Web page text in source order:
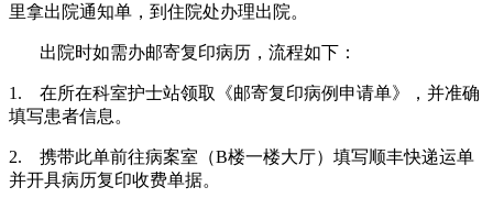
里拿出院通知单，到住院处办理出院。
出院时如需办邮寄复印病历，流程如下：
1.
在所在科室护士站领取《邮寄复印病例申请单》，并准确
填写患者信息。
2.
携带此单前往病案室（B楼一楼大厅）填写顺丰快递运单
并开具病历复印收费单据。